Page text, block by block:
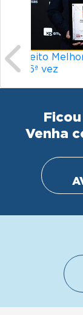
Línguas
torna um
Venha